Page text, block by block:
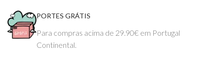
PORTES GRÁTIS
Para compras acima de 29.90€ em Portugal
Continental.